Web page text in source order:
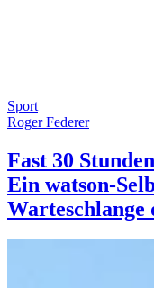
Sport
Roger Federer
Fast 30
Ein watson-
Warteschlange